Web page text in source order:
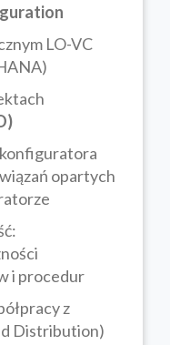
LO-VC
opartych
i procedur
z
Distribution)